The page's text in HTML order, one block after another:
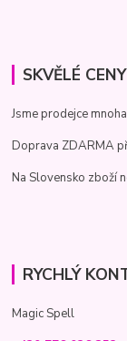
SKVĚLÉ
Jsme prodejce
Doprava ZDARMA
Na Slovensko zboží
RYCHLÝ
Magic Spell